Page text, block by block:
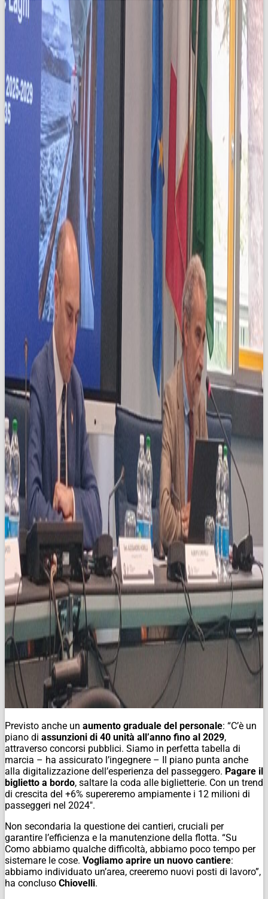
Previsto anche un aumento graduale del personale: “C’è un
piano di assunzioni di 40 unità all’anno fino al 2029,
attraverso concorsi pubblici. Siamo in perfetta tabella di
marcia – ha assicurato l’ingegnere – Il piano punta anche
alla digitalizzazione dell’esperienza del passeggero. Pagare il
biglietto a bordo, saltare la coda alle biglietterie. Con un trend
di crescita del +6% supereremo ampiamente i 12 milioni di
passeggeri nel 2024″.
Non secondaria la questione dei cantieri, cruciali per
garantire l’efficienza e la manutenzione della flotta. “Su
Como abbiamo qualche difficoltà, abbiamo poco tempo per
sistemare le cose. Vogliamo aprire un nuovo cantiere:
abbiamo individuato un’area, creeremo nuovi posti di lavoro”,
ha concluso Chiovelli.